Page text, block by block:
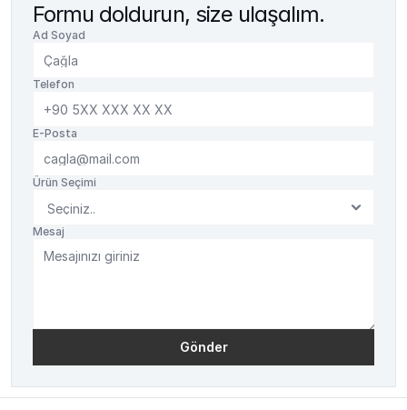
Formu doldurun, size ulaşalım.
Ad Soyad
Telefon
E-Posta
Ürün Seçimi
Mesaj
Gönder